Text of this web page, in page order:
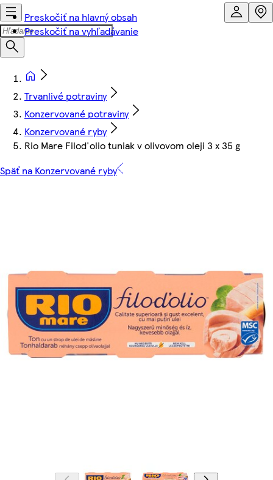
Preskočiť na hlavný obsah
Preskočiť na vyhľadávanie
Trvanlivé potraviny
Konzervované potraviny
Konzervované ryby
Rio Mare Filod'olio tuniak v olivovom oleji 3 x 35 g
Späť na Konzervované ryby